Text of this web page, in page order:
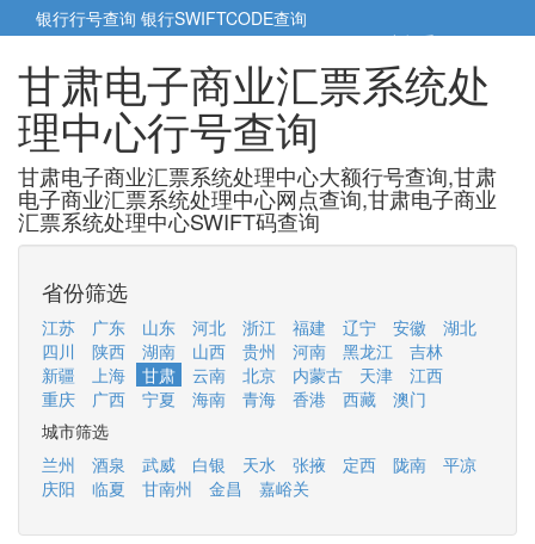
银行行号查询 银行SWIFTCODE查询
5cm小帮手5cm.cn
甘肃电子商业汇票系统处
理中心行号查询
甘肃电子商业汇票系统处理中心大额行号查询,甘肃
电子商业汇票系统处理中心网点查询,甘肃电子商业
汇票系统处理中心SWIFT码查询
省份筛选
江苏 广东 山东 河北 浙江 福建 辽宁 安徽
湖北
四川
陕西 湖南 山西 贵州 河南 黑龙江
吉林
新疆
上海 甘肃 云南 北京 内蒙古 天津
江西
重庆
广西 宁夏 海南 青海 香港 西藏
澳门
城市筛选
兰州
酒泉 武威 白银 天水 张掖 定西 陇南
平凉
庆阳
临夏 甘南州 金昌 嘉峪关